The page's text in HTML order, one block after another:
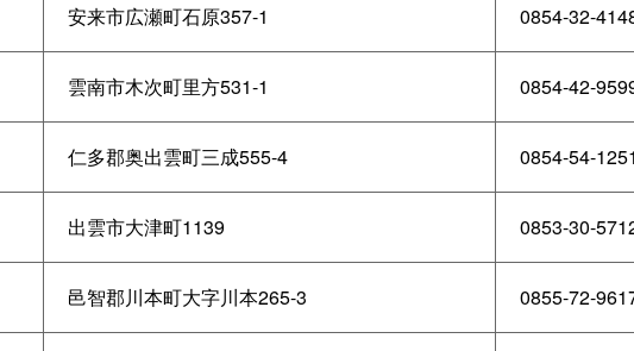
安来市広瀬町石原357-1 0854-32-
雲南市木次町里方531-1 0854-42-
仁多郡奥出雲町三成555-4 0854-54-1251
出雲市大津町1139 0853-30-
邑智郡川本町大字川本265-3 0855-72-